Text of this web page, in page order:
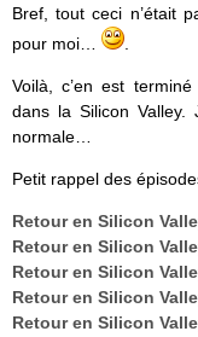
Bref, tout ceci n’était
pour moi…
Voilà, c’en est
dans la Silicon Valley.
normale…
Petit rappel des
Retour en Silicon
Retour en Silicon
Retour en Silicon
Retour en Silicon
Retour en Silicon